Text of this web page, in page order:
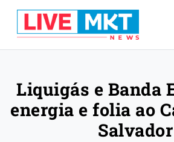
Liquigás e Banda
energia e folia ao
Salvador